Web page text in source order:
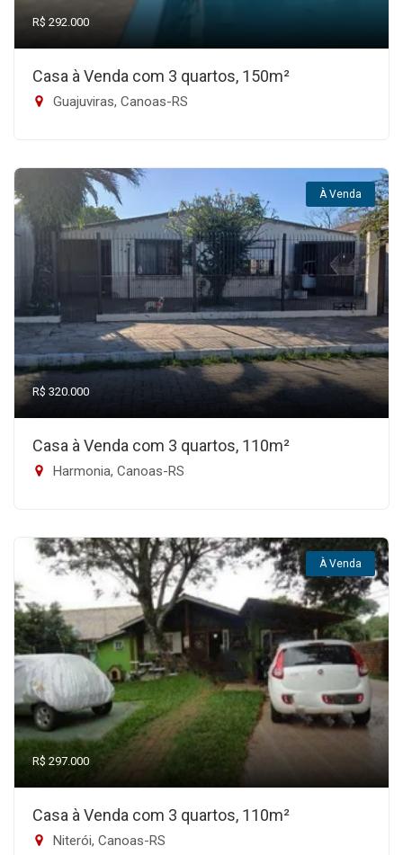
R$ 292.000
Casa à Venda com 3 quartos, 150m²
Guajuviras, Canoas-RS
À Venda
R$ 320.000
Casa à Venda com 3 quartos, 110m²
Harmonia, Canoas-RS
À Venda
R$ 297.000
Casa à Venda com 3 quartos, 110m²
Niterói, Canoas-RS